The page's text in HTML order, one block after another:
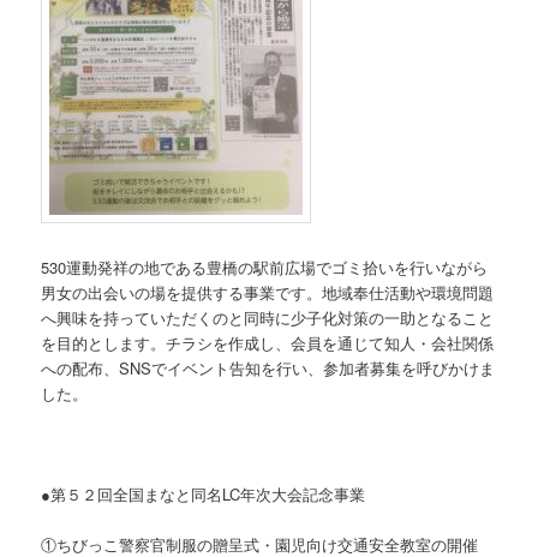
530運動発祥の地である豊橋の駅前広場でゴミ拾いを行いながら
男女の出会いの場を提供する事業です。地域奉仕活動や環境問題
へ興味を持っていただくのと同時に少子化対策の一助となること
を目的とします。チラシを作成し、会員を通じて知人・会社関係
への配布、SNSでイベント告知を行い、参加者募集を呼びかけま
した。
●第５２回全国まなと同名LC年次大会記念事業
①ちびっこ警察官制服の贈呈式・園児向け交通安全教室の開催